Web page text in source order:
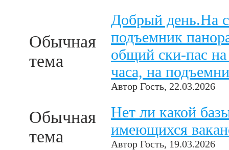
Обычная
тема
Добрый день.На
подъемник
общий ски-пас
часа, на
Автор Гость, 22.03.2026
Обычная
тема
Нет ли какой
имеющихся
Автор Гость, 19.03.2026